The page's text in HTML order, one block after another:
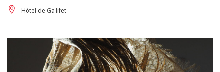
Hôtel de Gallifet